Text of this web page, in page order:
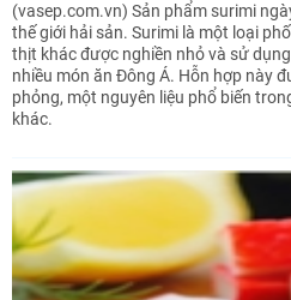
(vasep.com.vn) Sản phẩm surimi
thế giới hải sản. Surimi là một loại
thịt khác được nghiền nhỏ và sử
nhiều món ăn Đông Á. Hỗn hợp này
phỏng, một nguyên liệu phổ biến
khác.